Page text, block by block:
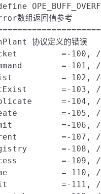
协议定义的错误
=-100,
=-101,
=-102,
=-103,
=-104,
=-105,
=-106,
=-107,
=-108,
=-109,
=-110,
=-111,